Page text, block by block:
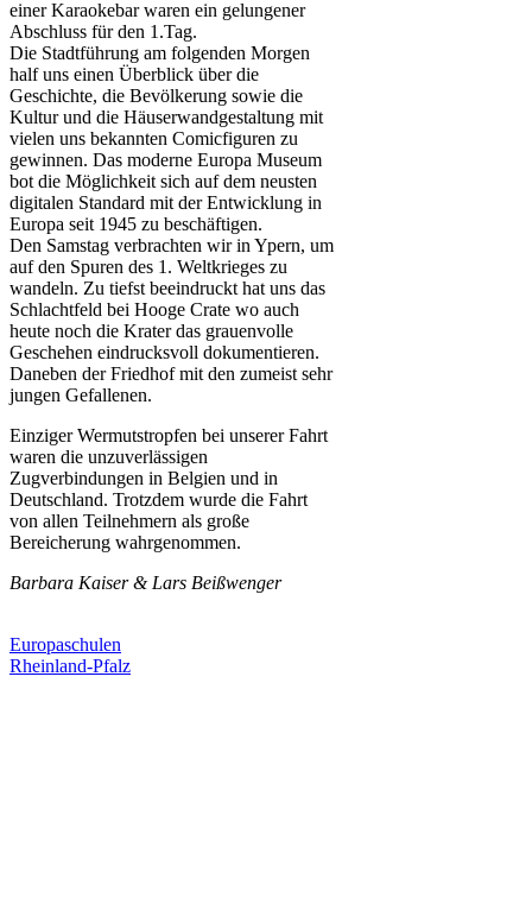
einer Karaokebar waren ein gelungener
Abschluss für den 1.Tag.
Die Stadtführung am folgenden Morgen
half uns einen Überblick über die
Geschichte, die Bevölkerung sowie die
Kultur und die Häuserwandgestaltung mit
vielen uns bekannten Comicfiguren zu
gewinnen. Das moderne Europa Museum
bot die Möglichkeit sich auf dem neusten
digitalen Standard mit der Entwicklung in
Europa seit 1945 zu beschäftigen.
Den Samstag verbrachten wir in Ypern, um
auf den Spuren des 1. Weltkrieges zu
wandeln. Zu tiefst beeindruckt hat uns das
Schlachtfeld bei Hooge Crate wo auch
heute noch die Krater das grauenvolle
Geschehen eindrucksvoll dokumentieren.
Daneben der Friedhof mit den zumeist sehr
jungen Gefallenen.
Einziger Wermutstropfen bei unserer Fahrt
waren die unzuverlässigen
Zugverbindungen in Belgien und in
Deutschland. Trotzdem wurde die Fahrt
von allen Teilnehmern als große
Bereicherung wahrgenommen.
Barbara Kaiser & Lars Beißwenger
Europaschulen
Rheinland-Pfalz